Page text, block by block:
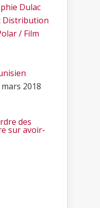
Dulac
Distribution
/ Film
mars 2018
des
sur avoir-